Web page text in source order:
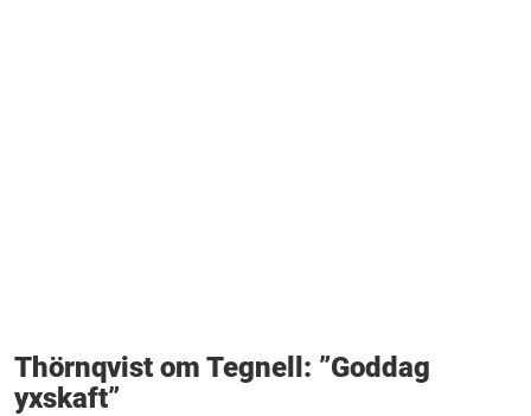
Thörnqvist om Tegnell: ”Goddag
yxskaft”